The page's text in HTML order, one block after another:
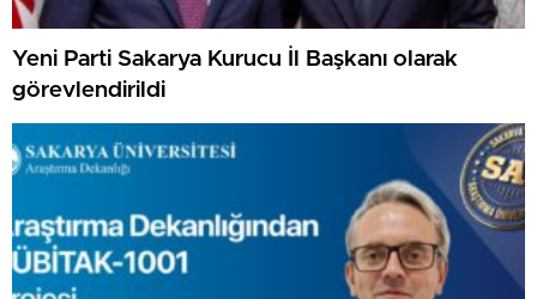
Yeni Parti Sakarya Kurucu İl Başkanı olarak
görevlendirildi